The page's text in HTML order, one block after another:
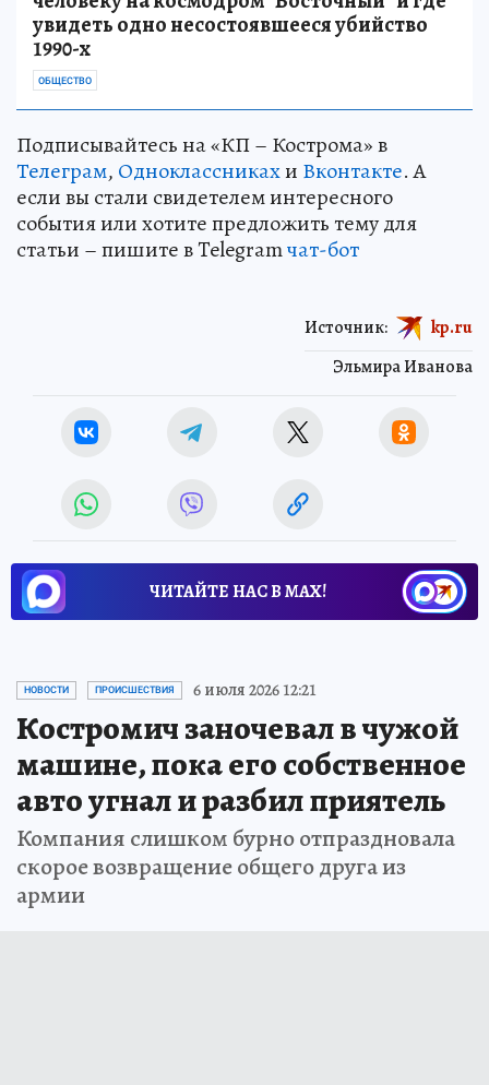
увидеть одно несостоявшееся убийство
1990-х
ОБЩЕСТВО
Подписывайтесь на «КП – Кострома» в
Телеграм, Одноклассникахи Вконтакте. А
если вы стали свидетелем интересного
события или хотите предложить тему для
статьи – пишите в Telegramчат-бот
Эльмира Иванова
Источник: kp.ru
ЧИТАЙТЕ НАС В МАХ!
НОВОСТИ ПРОИСШЕСТВИЯ 6 июля 2026 12:21
Костромич заночевал в чужой
машине, пока его собственное
авто угнал и разбил приятель
Компания слишком бурно отпраздновала
скорое возвращение общего друга из
армии